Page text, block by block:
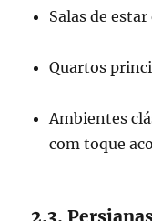
Salas de
Quartos
Ambientes
com toque